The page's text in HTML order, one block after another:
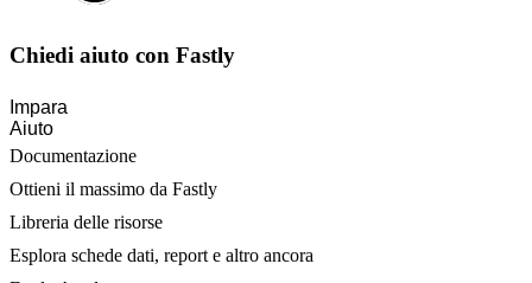
Chiedi aiuto con Fastly
Impara
Aiuto
Documentazione
Ottieni il massimo da Fastly
Libreria delle risorse
Esplora schede dati, report e altro ancora